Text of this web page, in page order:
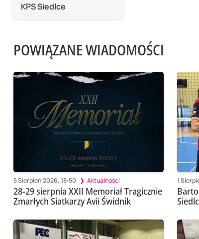
KPS Siedlce
POWIĄZANE WIADOMOŚCI
5 Sierpień 2026, 18:50 Aktualności
28-29 sierpnia XXII Memoriał Tragicznie
Zmarłych Siatkarzy Avii Świdnik
1